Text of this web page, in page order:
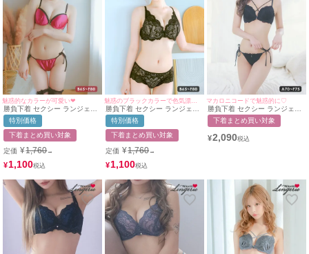
魅惑的なカラーが可愛い❤︎
勝負下着 セクシー ランジェリ
ー サテンカップセクシーバス
トジップブラジャー＆ショーツ
2点セット
特別価格
下着まとめ買い対象
定価 ¥1,760→
¥1,100
魅惑のブラックカラーで色気漂う❤︎
勝負下着 セクシー ランジェリ
ー ゴージャスヌーディーブラ
ックレースカップブラジャー＆
ショーツ2点セット
特別価格
下着まとめ買い対象
定価 ¥1,760→
¥1,100
マカロニコードで魅惑的に♡
勝負下着 セクシー ランジェリ
ー マカロニコード刺繍レース
デザインブラ＆紐ショーツ2点
下着まとめ買い対象
¥2,090